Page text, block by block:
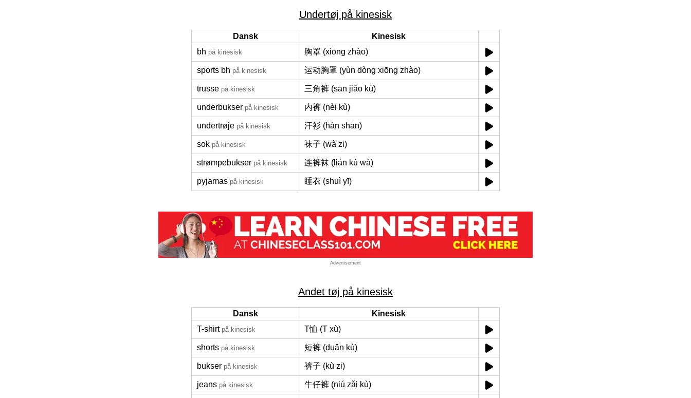
Undertøj på kinesisk
Dansk
Kinesisk
bh på kinesisk 胸罩 (xiōng zhào)
sports bh på kinesisk 运动胸罩 (yùn dòng xiōng zhào)
trusse på kinesisk 三角裤 (sān jiǎo kù)
underbukser på kinesisk 内裤 (nèi kù)
undertrøje på kinesisk 汗衫 (hàn shān)
sok på kinesisk 袜子 (wà zi)
strømpebukser på kinesisk 连裤袜 (lián kù wà)
pyjamas på kinesisk 睡衣 (shuì yī)
Advertisement
Andet tøj på kinesisk
Dansk
Kinesisk
T-shirt på kinesisk T恤 (T xù)
shorts på kinesisk 短裤 (duǎn kù)
bukser på kinesisk 裤子 (kù zi)
jeans på kinesisk 牛仔裤 (niú zǎi kù)